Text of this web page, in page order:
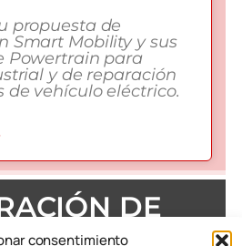
consentimiento
propuesta de
Smart Mobility y sus
Powertrain para
y de reparación
de vehículo eléctrico.
DE
DEL METAL